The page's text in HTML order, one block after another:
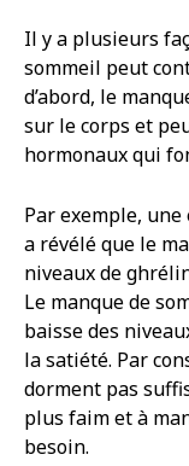
Il y a plusieurs
sommeil peut
d’abord, le
sur le corps et
hormonaux qui
Par exemple,
a révélé que le
niveaux de
Le manque de
baisse des
la satiété. Par
dorment pas
plus faim et à
besoin.